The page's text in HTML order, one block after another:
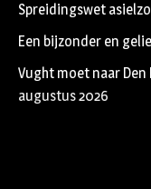
Spreidingswet
Een bijzonder en
Vught moet naar Den
augustus 2026